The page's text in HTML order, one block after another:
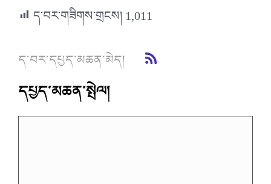
ད་བར་གཟིགས་གྲངས།1,011
ད་བར་དཔྱད་མཆན་མེད།
དཔྱད་མཆན་སྤེལ།